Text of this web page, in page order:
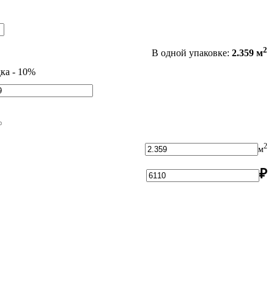
В одной упаковке: 2.359 м2
- 10%
м2
₽